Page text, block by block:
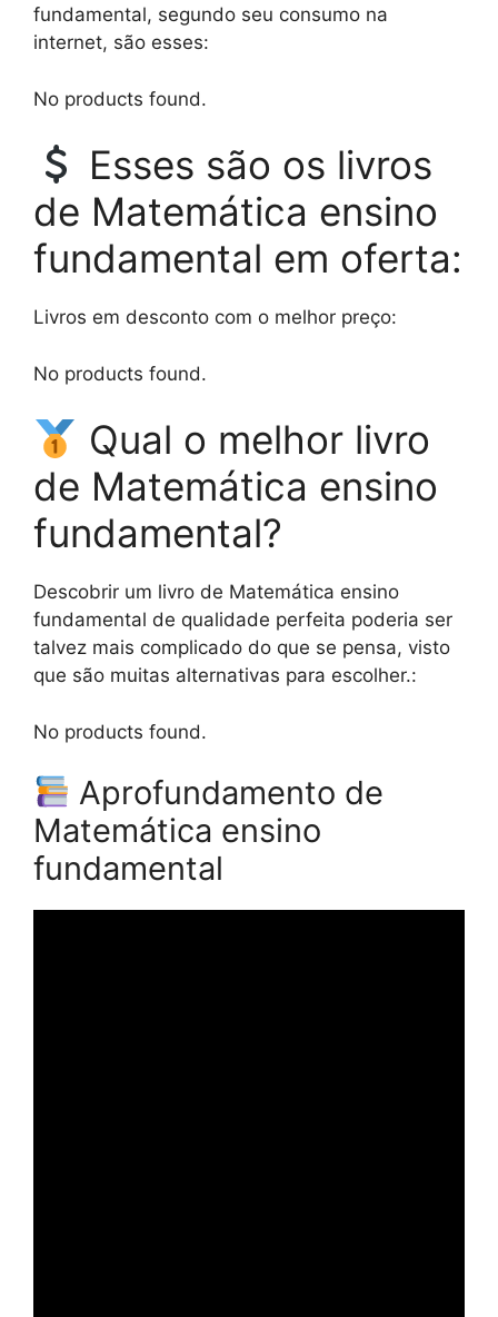
fundamental, segundo seu consumo na
internet, são esses:
No products found.
Esses são os livros
de Matemática ensino
fundamental em oferta:
Livros em desconto com o melhor preço:
No products found.
Qual o melhor livro
de Matemática ensino
fundamental?
Descobrir um livro de Matemática ensino
fundamental de qualidade perfeita poderia ser
talvez mais complicado do que se pensa, visto
que são muitas alternativas para escolher.:
No products found.
Aprofundamento de
Matemática ensino
fundamental